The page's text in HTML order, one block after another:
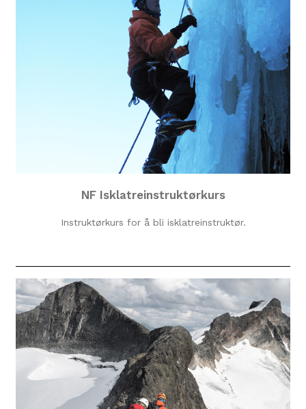
NF Isklatreinstruktørkurs
Instruktørkurs for å bli isklatreinstruktør.